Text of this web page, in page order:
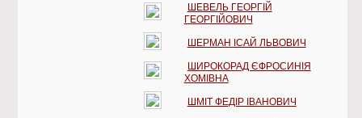
ШЕВЕЛЬ ГЕОРГІЙ
ГЕОРГІЙОВИЧ
ШЕРМАН ІСАЙ ЛЬВОВИЧ
ШИРОКОРАД ЄФРОСИНІЯ
ХОМІВНА
ШМІТ ФЕДІР ІВАНОВИЧ